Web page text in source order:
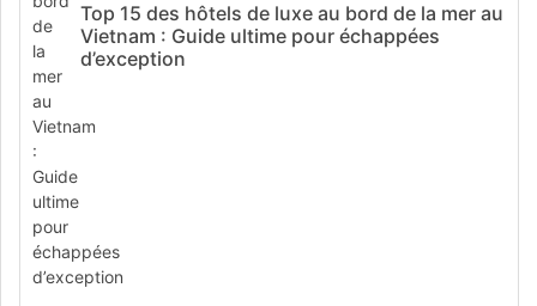
Top 15 des hôtels de luxe au bord de la mer au
Vietnam : Guide ultime pour échappées
d’exception